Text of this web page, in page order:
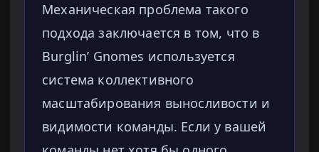
Механическая проблема такого
подхода заключается в том, что в
Burglin’ Gnomes используется
система коллективного
масштабирования выносливости и
видимости команды. Если у вашей